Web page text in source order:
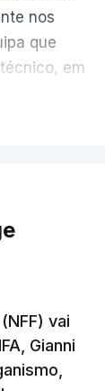
nos
que
em
dos
Borges
“tem
de
de
vai
Gianni